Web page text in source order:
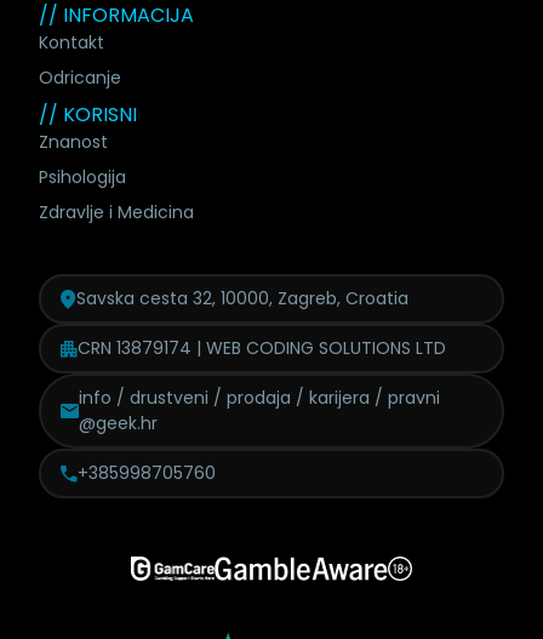
// INFORMACIJA
Kontakt
Odricanje
// KORISNI
Znanost
Psihologija
Zdravlje i Medicina
Savska cesta 32, 10000, Zagreb, Croatia
CRN 13879174 | WEB CODING SOLUTIONS LTD
info / drustveni / prodaja / karijera / pravni
@geek.hr
+385998705760